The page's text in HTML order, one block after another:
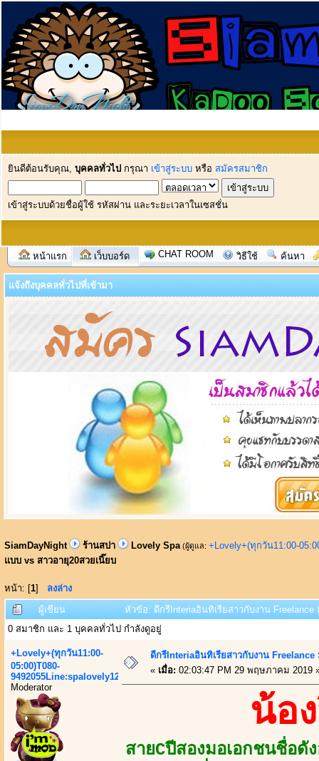
ยินดีต้อนรับคุณ, บุคคลทั่วไป กรุณา เข้าสู่ระบบ หรือ สมัครสมาชิก
เข้าสู่ระบบด้วยชื่อผู้ใช้ รหัสผ่าน และระยะเวลาในเซสชั่น
หน้าแรก เว็บบอร์ด CHAT ROOM วิธีใช้ ค้นหา
แจ้งถึงบุคคลทั่วไปที่เข้ามา
SiamDayNight ร้านสปา Lovely Spa (ผู้ดูแล: +Lovely+(ทุกวัน11:00-
แบบ vs สาวอายุ20สวยเนี๊ยบ
หน้า: [1] ลงล่าง
ผู้เขียน
หัวข้อ: ดีกรีInteriaอินทิเรียสาวกับงาน
0 สมาชิก และ 1 บุคคลทั่วไป กำลังดูอยู่
+Lovely+(ทุกวัน11:00-
05:00)T080-
9492055Line:spalovely123
Moderator
ดีกรีInteriaอินทิเรียสาวกับงาน
« เมื่อ: 02:03:47 PM 29 พฤษภาคม 2019
น้อ
สายCปีสองมอเอกชนชื่อ